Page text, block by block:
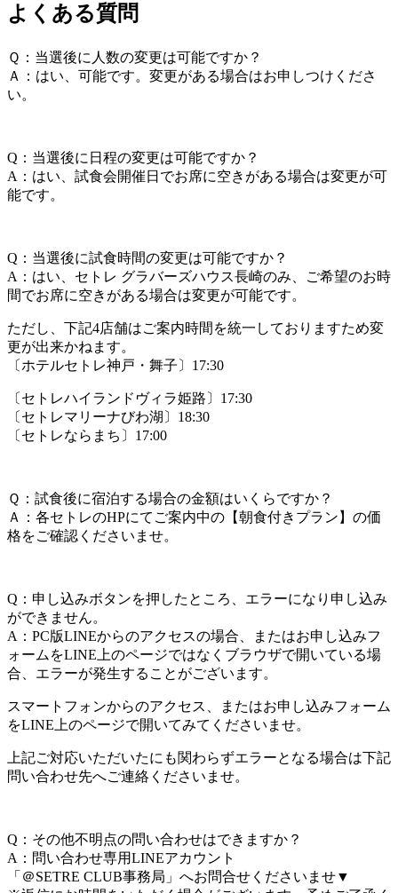
よくある質問
Ｑ：当選後に人数の変更は可能ですか？
Ａ：はい、可能です。変更がある場合はお申しつけくださ
い。
Q：当選後に日程の変更は可能ですか？
A：はい、 試食会開催日でお席に空きがある場合は変更が可
能です。
Q：当選後に試食時間の変更は可能ですか？
A：はい、セトレ グラバーズハウス長崎のみ、
ご希望のお時
間でお席に空きがある場合は変更が可能です。
ただし、 下記4店舗はご案内時間を統一しておりますため変
更が出来かねま す。
〔ホテルセトレ神戸・舞子〕17:30
〔セトレハイランドヴィラ姫路〕17:30
〔セトレマリーナびわ湖〕18:30
〔セトレならまち〕17:00
Ｑ：試食後に宿泊する場合の金額はいくらですか？
Ａ：各セトレのHPにてご案内中の【朝食付きプラン】 の価
格をご確認くださいませ。
Q：申し込みボタンを押したところ、 エラーになり申し込み
ができません。
A：PC版LINEからのアクセスの場合、またはお申し込みフ
ォームをLINE上のページではなくブラウザで開いている場
合、エラーが発生することがございます。
スマートフォンからのアクセス、またはお申し込みフォーム
をLINE上のページで開いてみてくださいませ。
上記ご対応いただいたにも関わらずエラーとなる場合は下記
問い合わせ先へご連絡くださいませ。
Q：その他不明点の問い合わせはできますか？
A：問い合わせ専用LINEアカウント
「＠SETRE CLUB事務局」へお問合せくださいませ▼